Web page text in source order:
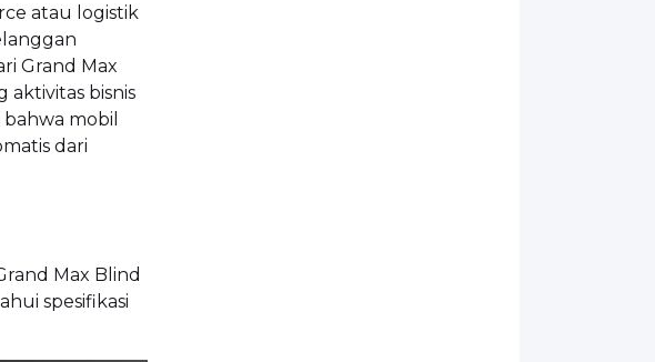
atau logistik
Grand Max
bisnis
mobil
dari
Max Blind
spesifikasi